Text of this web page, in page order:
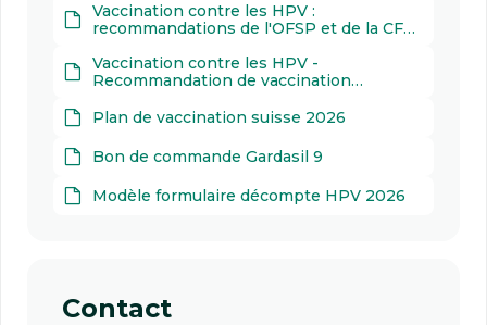
Vaccination contre les HPV :
recommandations de l'OFSP et de la CFV
Vaccination contre les HPV -
Recommandation de vaccination
jeunes hommes de 11 à 26 ans
Plan de vaccination suisse 2026
Bon de commande Gardasil 9
Modèle formulaire décompte HPV 2026
Contact